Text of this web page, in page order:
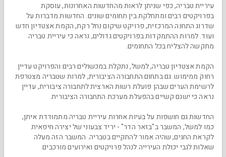
עיריית טבריה, כפי שניתן לראות מהחדשות האחרונות, עוסקת
בפרויקטים רבים ומתחלקת בין תחומים שונים. החדשות מדברות על
שדרוג התחנה המרכזית, פרויקט שיקום נחל רקת, הקמת אצטדיון חדש
ועוד. למרות ההתמקדות בפרויקטים גדולים, נראה כי עיריית טבריה
מתקשה להצליח בכל התחומים.
הקמת אצטדיון טבריה, למשל, נתקלת במכשולים רבים והפרויקט עדיין
רחוק ממימוש. גם בתחום התחבורה הציבורית, למרות שטבריה מצטרפת
לרשימת הערים שבהן פועלת רשות הארצית לתחבורה ציבורית, עדיין
נראה כי ישנם קשיים בהפעלת מערכת התחבורה הציבורית.
החדשות גם חושפות על בעיות אחרות עיריית טבריה מתמודדת איתן,
כמו למשל, המשבר ב"בזאר הדר" - יריד צבעוני של יצירה חיפאית
לקראת החגים, שהיה אמור להתקיים בטבריה. המשבר הזה מעלה
שאלות לגבי יכולת העירייה לנהל פרויקטים ואירועים מורכבים.